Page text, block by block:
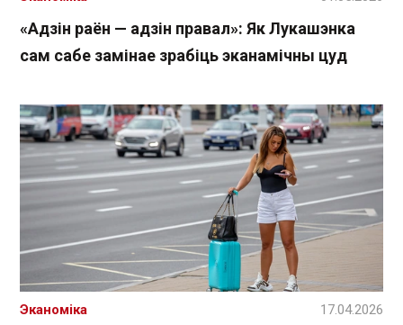
«Адзін раён — адзін правал»: Як Лукашэнка
сам сабе замінае зрабіць эканамічны цуд
Эканоміка 17.04.2026